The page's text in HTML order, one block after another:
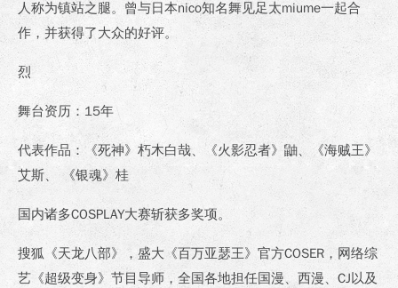
人称为镇站之腿。曾与日本nico知名舞见足太miume一起合
作，并获得了大众的好评。
烈
舞台资历：15年
代表作品：《死神》朽木白哉、《火影忍者》鼬、《海贼王》
艾斯、 《银魂》桂
国内诸多COSPLAY大赛斩获多奖项。
搜狐《天龙八部》，盛大《百万亚瑟王》官方COSER，网络综
艺《超级变身》节目导师，全国各地担任国漫、西漫、CJ以及